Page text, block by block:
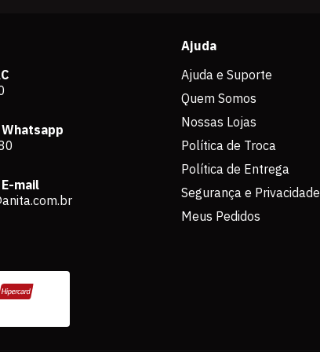
mail
Ajuda
Ajuda e Suporte
Quem Somos
Nossas Lojas
Política de Troca
Política de Entrega
Segurança e Privacidade
Meus Pedidos